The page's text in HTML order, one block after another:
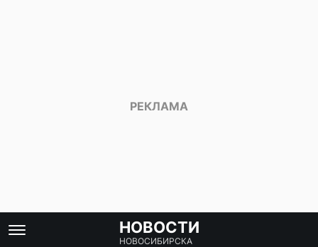
НОВОСТИ
НОВОСИБИРСКА